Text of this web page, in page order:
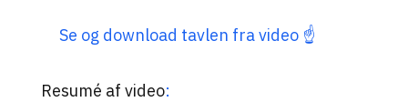
Se og download tavlen fra video ☝️
Resumé af video: